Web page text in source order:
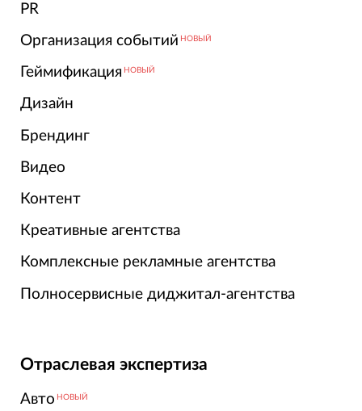
PR
Организация событий НОВЫЙ
Геймификация НОВЫЙ
Дизайн
Брендинг
Видео
Контент
Креативные агентства
Комплексные рекламные агентства
Полносервисные диджитал-агентства
Отраслевая экспертиза
Авто НОВЫЙ